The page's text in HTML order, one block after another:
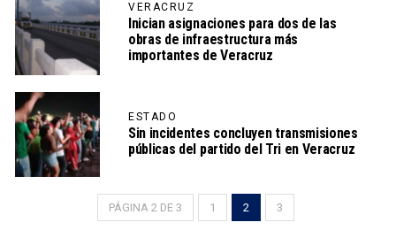
VERACRUZ
Inician asignaciones para dos de las
obras de infraestructura más
importantes de Veracruz
ESTADO
Sin incidentes concluyen transmisiones
públicas del partido del Tri en Veracruz
PÁGINA 2 DE 3 1 2 3